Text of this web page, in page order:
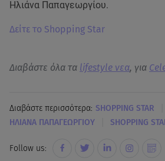
Ηλιάνα Παπαγεωργίου.
Δείτε το Shopping Star
Διαβάστε όλα τα lifestyle νεα, για
Διαβάστε περισσότερα: SHOPPING STAR
ΗΛΙΑΝΑ ΠΑΠΑΓΕΩΡΓΙΟΥ SHOPPING
Follow us: